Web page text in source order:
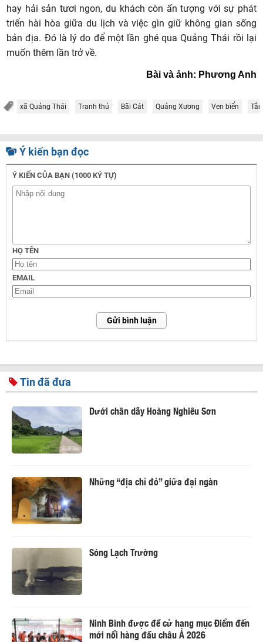
hay hải sản tươi ngon, du khách còn ấn tượng với sự phát
triển hài hòa giữa du lịch và việc gìn giữ không gian sống
bản địa. Đó là lý do để một lần ghé qua Quảng Thái rồi lại
muốn thêm lần trở về.
Bài và ảnh: Phương Anh
xã Quảng Thái Tranh thủ Bãi Cát Quảng Xương Ven biển
Ý kiến bạn đọc
Ý KIẾN CỦA BẠN (1000 KÝ TỰ)
HỌ TÊN
EMAIL
Gửi bình luận
Tin đã đưa
Dưới chân dãy Hoàng Nghiêu Sơn
Những “địa chỉ đỏ” giữa đại ngàn
Sóng Lạch Trường
Ninh Bình được đề cử hạng mục Điểm đến
mới nổi hàng đầu châu Á 2026